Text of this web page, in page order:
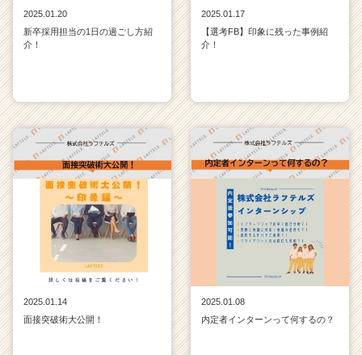
2025.01.20
新卒採用担当の1日の過ごし方紹
介！
2025.01.17
【選考FB】印象に残った事例紹
介！
2025.01.14
面接突破術大公開！
2025.01.08
内定者インターンって何するの？